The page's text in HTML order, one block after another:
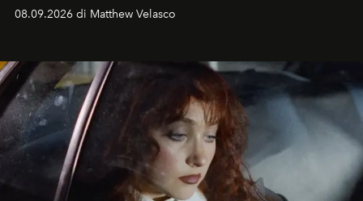
08.09.2026 di Matthew Velasco